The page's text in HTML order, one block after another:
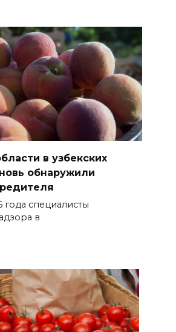
в узбекских
обнаружили
года специалисты
в